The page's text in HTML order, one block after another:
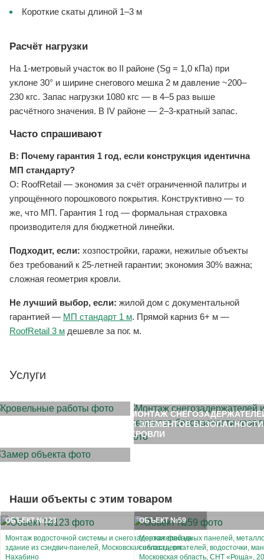
Короткие скаты длиной 1–3 м
Расчёт нагрузки
На 1-метровый участок во II районе (Sg = 1,0 кПа) при
уклоне 30° и ширине снегового мешка 2 м давление ~200–
230 кгс. Запас нагрузки 1080 кгс — в 4–5 раз выше
расчётного значения. В IV районе — 2–3-кратный запас.
Часто спрашивают
В: Почему гарантия 1 год, если конструкция идентична
МП стандарту?
О: RoofRetail — экономия за счёт ограниченной палитры и
упрощённого порошкового покрытия. Конструктивно — то
же, что МП. Гарантия 1 год — формальная страховка
производителя для бюджетной линейки.
Подходит, если: хозпостройки, гаражи, нежилые объекты
без требований к 25-летней гарантии; экономия 30% важна;
сложная геометрия кровли.
Не лучший выбор, если: жилой дом с документальной
гарантией — МП стандарт 1 м. Прямой карниз 6+ м —
RoofRetail 3 м дешевле за пог. м.
Услуги
МОНТАЖ
И ЭЛЕМЕНТОВ БЕЗОПАСНОСТИ
КРОВЛИ
Наши объекты с этим товаром
ОБЪЕКТ №123
Монтаж водосточной системы и снегозадержателей на
здание из сэндвич-панелей, Московская область, пгт
Нахабино
ОБЪЕКТ №59
Монтаж фасадных панелей,
снегозадержателей, водосточки,
Московская область, СНТ «Роща»,